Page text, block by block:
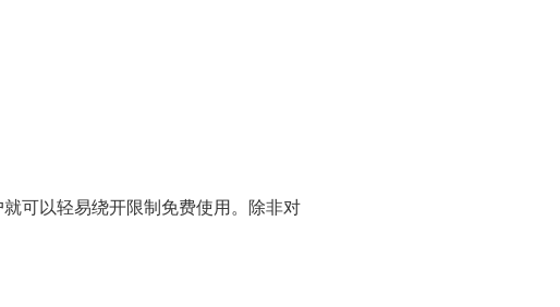
可以轻易绕开限制免费使用。除非对